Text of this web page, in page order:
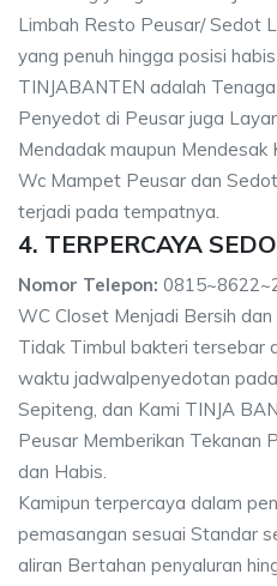
Limbah Resto Peusar/ Sedot
yang penuh hingga posisi
TINJABANTEN adalah
Penyedot di Peusar juga
Mendadak maupun
Wc Mampet Peusar dan
terjadi pada tempatnya.
4. TERPERCAYA
Nomor Telepon:
WC Closet Menjadi Bersih
Tidak Timbul bakteri tersebar
waktu jadwalpenyedotan
Sepiteng, dan Kami TINJA
Peusar Memberikan Tekanan
dan Habis.
Kamipun terpercaya dalam
pemasangan sesuai Standar
aliran Bertahan penyaluran